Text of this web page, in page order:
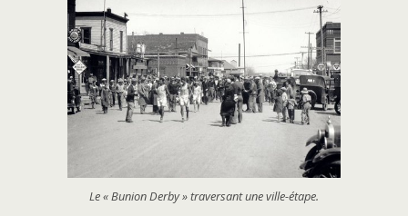
Le « Bunion Derby » traversant une ville-étape.